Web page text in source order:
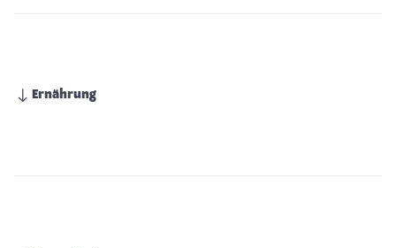
Ernährung